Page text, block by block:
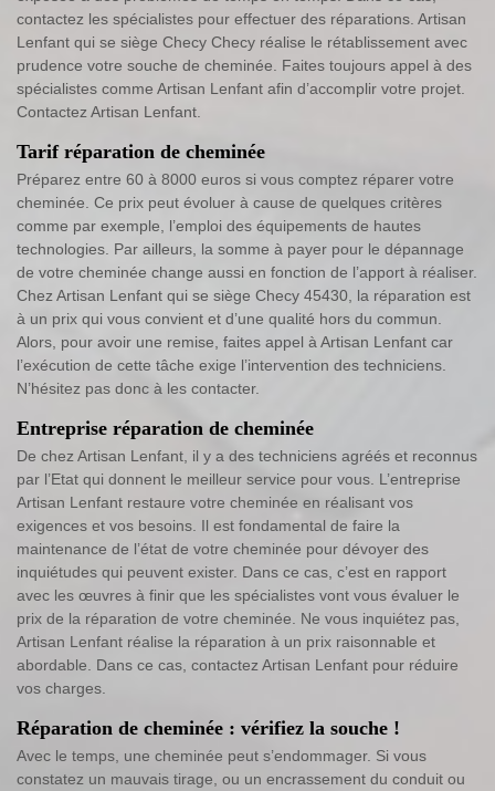
contactez les spécialistes pour effectuer des réparations. Artisan
Lenfant qui se siège Checy Checy réalise le rétablissement avec
prudence votre souche de cheminée. Faites toujours appel à des
spécialistes comme Artisan Lenfant afin d’accomplir votre projet.
Contactez Artisan Lenfant.
Tarif réparation de cheminée
Préparez entre 60 à 8000 euros si vous comptez réparer votre
cheminée. Ce prix peut évoluer à cause de quelques critères
comme par exemple, l’emploi des équipements de hautes
technologies. Par ailleurs, la somme à payer pour le dépannage
de votre cheminée change aussi en fonction de l’apport à réaliser.
Chez Artisan Lenfant qui se siège Checy 45430, la réparation est
à un prix qui vous convient et d’une qualité hors du commun.
Alors, pour avoir une remise, faites appel à Artisan Lenfant car
l’exécution de cette tâche exige l’intervention des techniciens.
N’hésitez pas donc à les contacter.
Entreprise réparation de cheminée
De chez Artisan Lenfant, il y a des techniciens agréés et reconnus
par l’Etat qui donnent le meilleur service pour vous. L’entreprise
Artisan Lenfant restaure votre cheminée en réalisant vos
exigences et vos besoins. Il est fondamental de faire la
maintenance de l’état de votre cheminée pour dévoyer des
inquiétudes qui peuvent exister. Dans ce cas, c’est en rapport
avec les œuvres à finir que les spécialistes vont vous évaluer le
prix de la réparation de votre cheminée. Ne vous inquiétez pas,
Artisan Lenfant réalise la réparation à un prix raisonnable et
abordable. Dans ce cas, contactez Artisan Lenfant pour réduire
vos charges.
Réparation de cheminée : vérifiez la souche !
Avec le temps, une cheminée peut s’endommager. Si vous
constatez un mauvais tirage, ou un encrassement du conduit ou